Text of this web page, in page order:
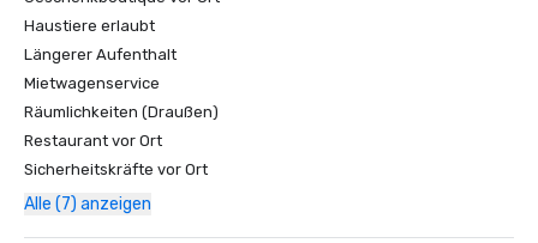
Haustiere erlaubt
Längerer Aufenthalt
Mietwagenservice
Räumlichkeiten (Draußen)
Restaurant vor Ort
Sicherheitskräfte vor Ort
Alle (7) anzeigen